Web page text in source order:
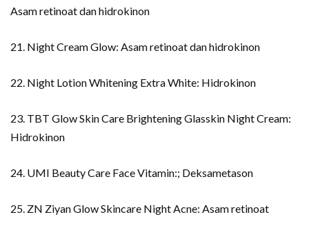
Asam retinoat dan hidrokinon
21. Night Cream Glow: Asam retinoat dan hidrokinon
22. Night Lotion Whitening Extra White: Hidrokinon
23. TBT Glow Skin Care Brightening Glasskin Night Cream:
Hidrokinon
24. UMI Beauty Care Face Vitamin:; Deksametason
25. ZN Ziyan Glow Skincare Night Acne: Asam retinoat